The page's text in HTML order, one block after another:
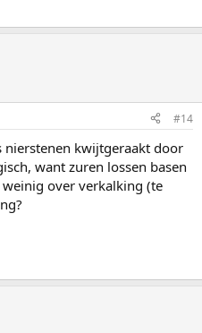
#14
kwijtgeraakt door
want zuren lossen basen
over verkalking (te